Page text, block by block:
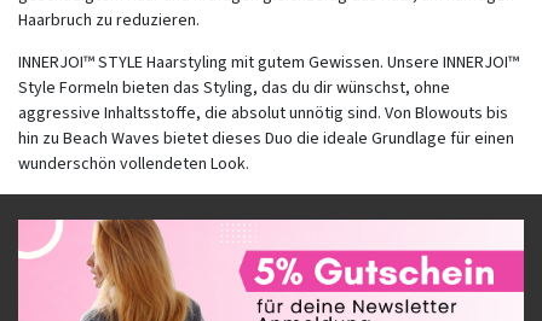
Haarbruch zu reduzieren.
INNERJOI™ STYLE Haarstyling mit gutem Gewissen. Unsere INNERJOI™
Style Formeln bieten das Styling, das du dir wünschst, ohne
aggressive Inhaltsstoffe, die absolut unnötig sind. Von Blowouts bis
hin zu Beach Waves bietet dieses Duo die ideale Grundlage für einen
wunderschön vollendeten Look.